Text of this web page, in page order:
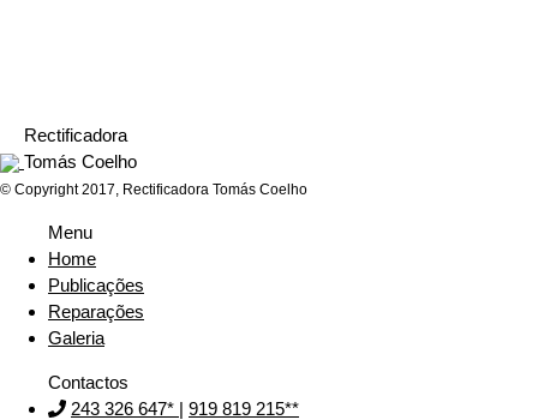
Rectificadora
Tomás Coelho
© Copyright 2017, Rectificadora Tomás Coelho
Menu
Home
Publicações
Reparações
Galeria
Contactos
243 326 647* | 919 819 215**